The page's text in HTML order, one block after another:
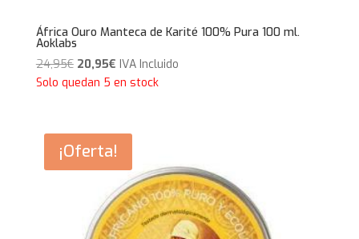
África Ouro Manteca de Karité 100% Pura 100 ml.
Aoklabs
24,95€ El
precio
24,95€.
20,95€El
precio
20,95€.
IVA Incluido
Solo quedan 5 en stock
¡Oferta!